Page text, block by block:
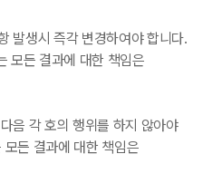
발생시 즉각 변경하여야 합니다.
모든 결과에 대한 책임은
음 각 호의 행위를 하지 않아야
든 결과에 대한 책임은